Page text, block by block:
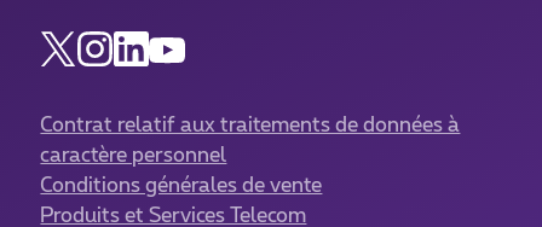
Contrat relatif aux traitements de données à
caractère personnel
Conditions générales de vente
Produits et Services Telecom